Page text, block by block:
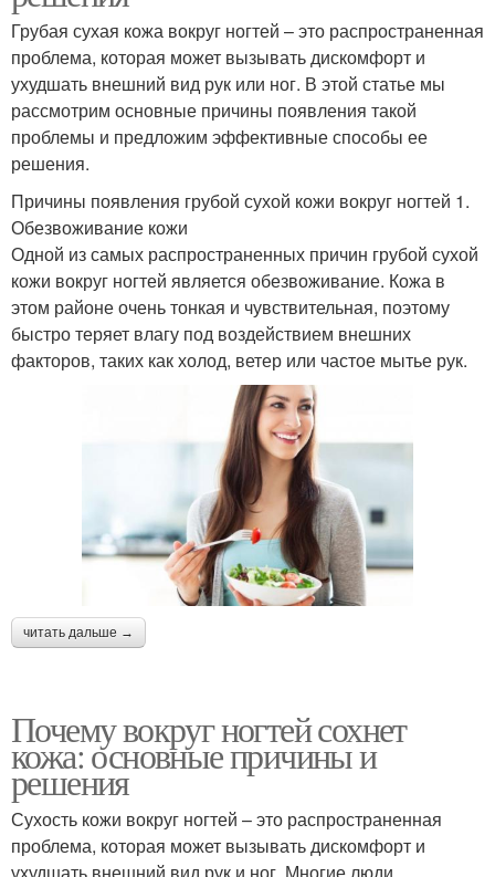
Грубая сухая кожа вокруг ногтей – это распространенная
проблема, которая может вызывать дискомфорт и
ухудшать внешний вид рук или ног. В этой статье мы
рассмотрим основные причины появления такой
проблемы и предложим эффективные способы ее
решения.
Причины появления грубой сухой кожи вокруг ногтей 1.
Обезвоживание кожи
Одной из самых распространенных причин грубой сухой
кожи вокруг ногтей является обезвоживание. Кожа в
этом районе очень тонкая и чувствительная, поэтому
быстро теряет влагу под воздействием внешних
факторов, таких как холод, ветер или частое мытье рук.
читать дальше →
Почему вокруг ногтей сохнет
кожа: основные причины и
решения
Сухость кожи вокруг ногтей – это распространенная
проблема, которая может вызывать дискомфорт и